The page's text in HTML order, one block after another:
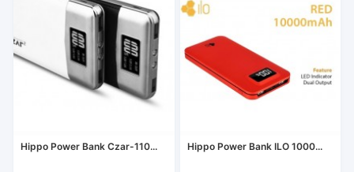
Hippo Power Bank Czar-110... Hippo Power Bank ILO 1000...